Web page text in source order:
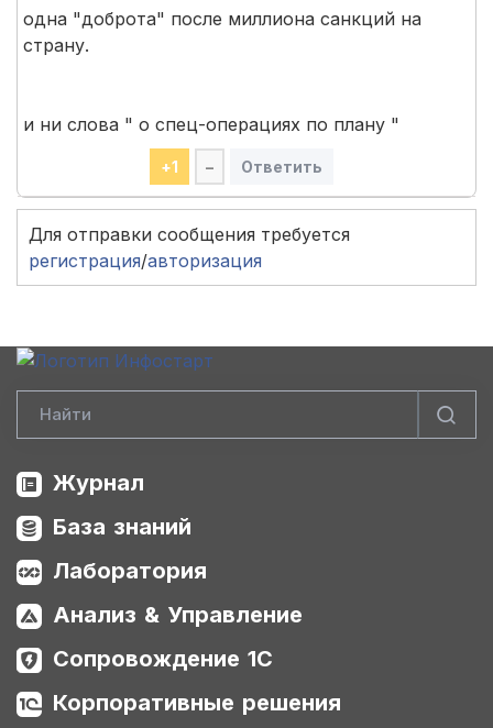
одна "доброта" после миллиона санкций на
страну.
и ни слова " о спец-операциях по плану "
+1 – Ответить
Для отправки сообщения требуется
регистрация/авторизация
Журнал
База знаний
Лаборатория
Анализ & Управление
Сопровождение 1С
Корпоративные решения